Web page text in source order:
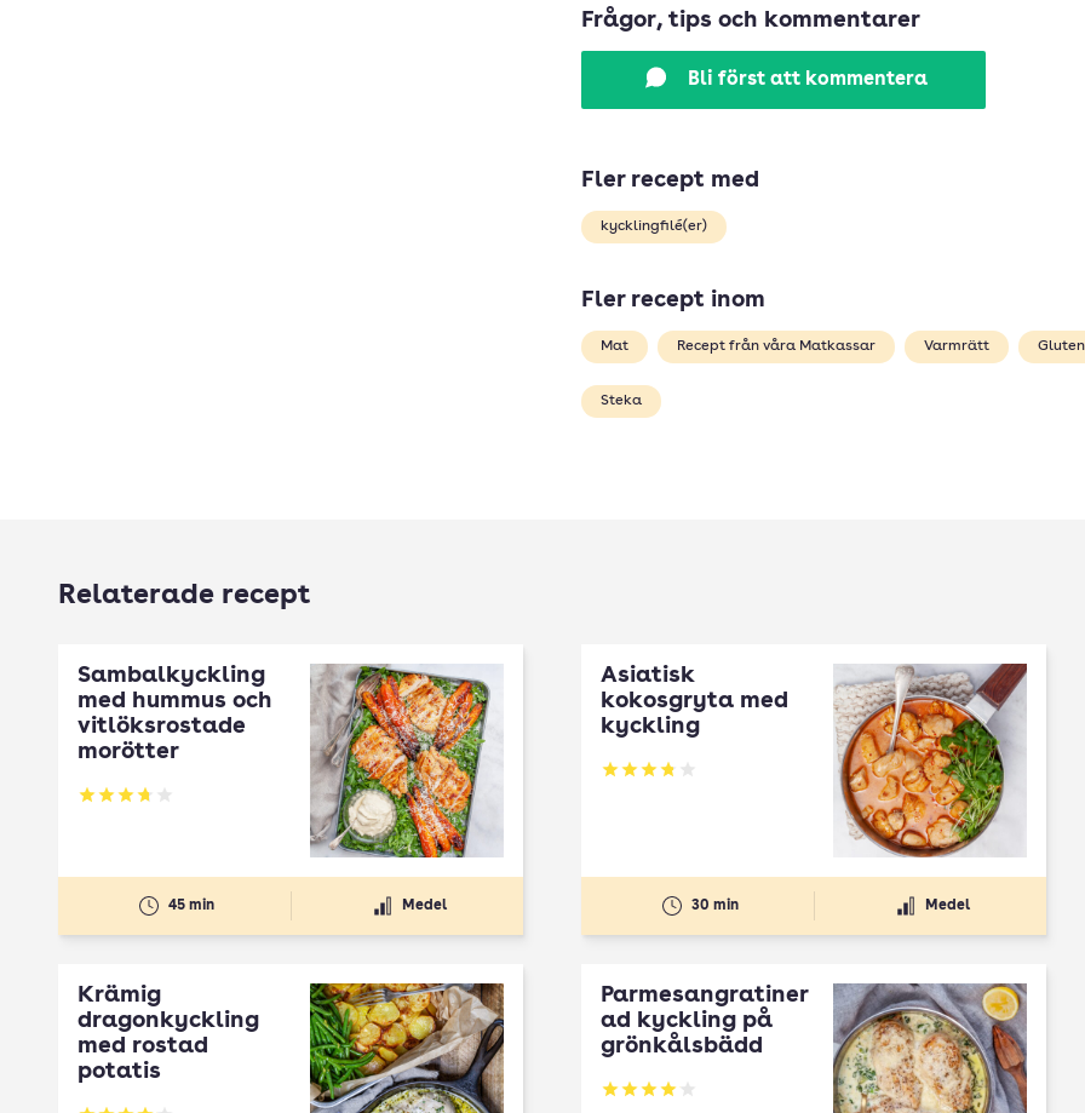
Frågor, tips och kommentarer
Bli först att kommentera
Fler recept med
kycklingfilé(er)
Fler recept inom
Mat Recept från våra Matkassar Varmrätt
Steka
Relaterade recept
Sambalkyckling
med hummus och
vitlöksrostade
morötter
Betyg: 3.76 av 5
45 min Medel
Asiatisk
kokosgryta med
kyckling
Betyg: 3.77 av 5
30 min Medel
Krämig
dragonkyckling
med rostad
potatis
Parmesangratiner
ad kyckling på
grönkålsbädd
Betyg: 4.03 av 5